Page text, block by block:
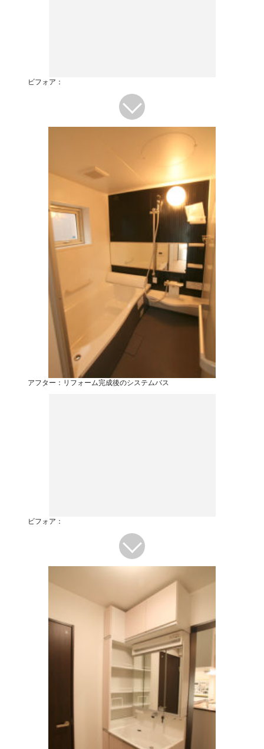
ビフォア：
アフター：リフォーム完成後のシステムバス
ビフォア：